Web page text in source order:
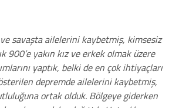
savaşta ailelerini kaybetmiş, kimsesiz
900’e yakın kız ve erkek olmak üzere
yaptık, belki de en çok ihtiyaçları
depremde ailelerini kaybetmiş,
ortak olduk. Bölgeye giderken